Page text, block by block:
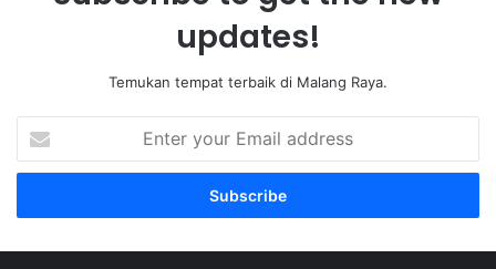
updates!
Temukan tempat terbaik di Malang Raya.
t
r